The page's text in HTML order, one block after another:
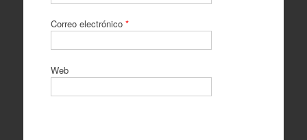
Correo electrónico *
Web